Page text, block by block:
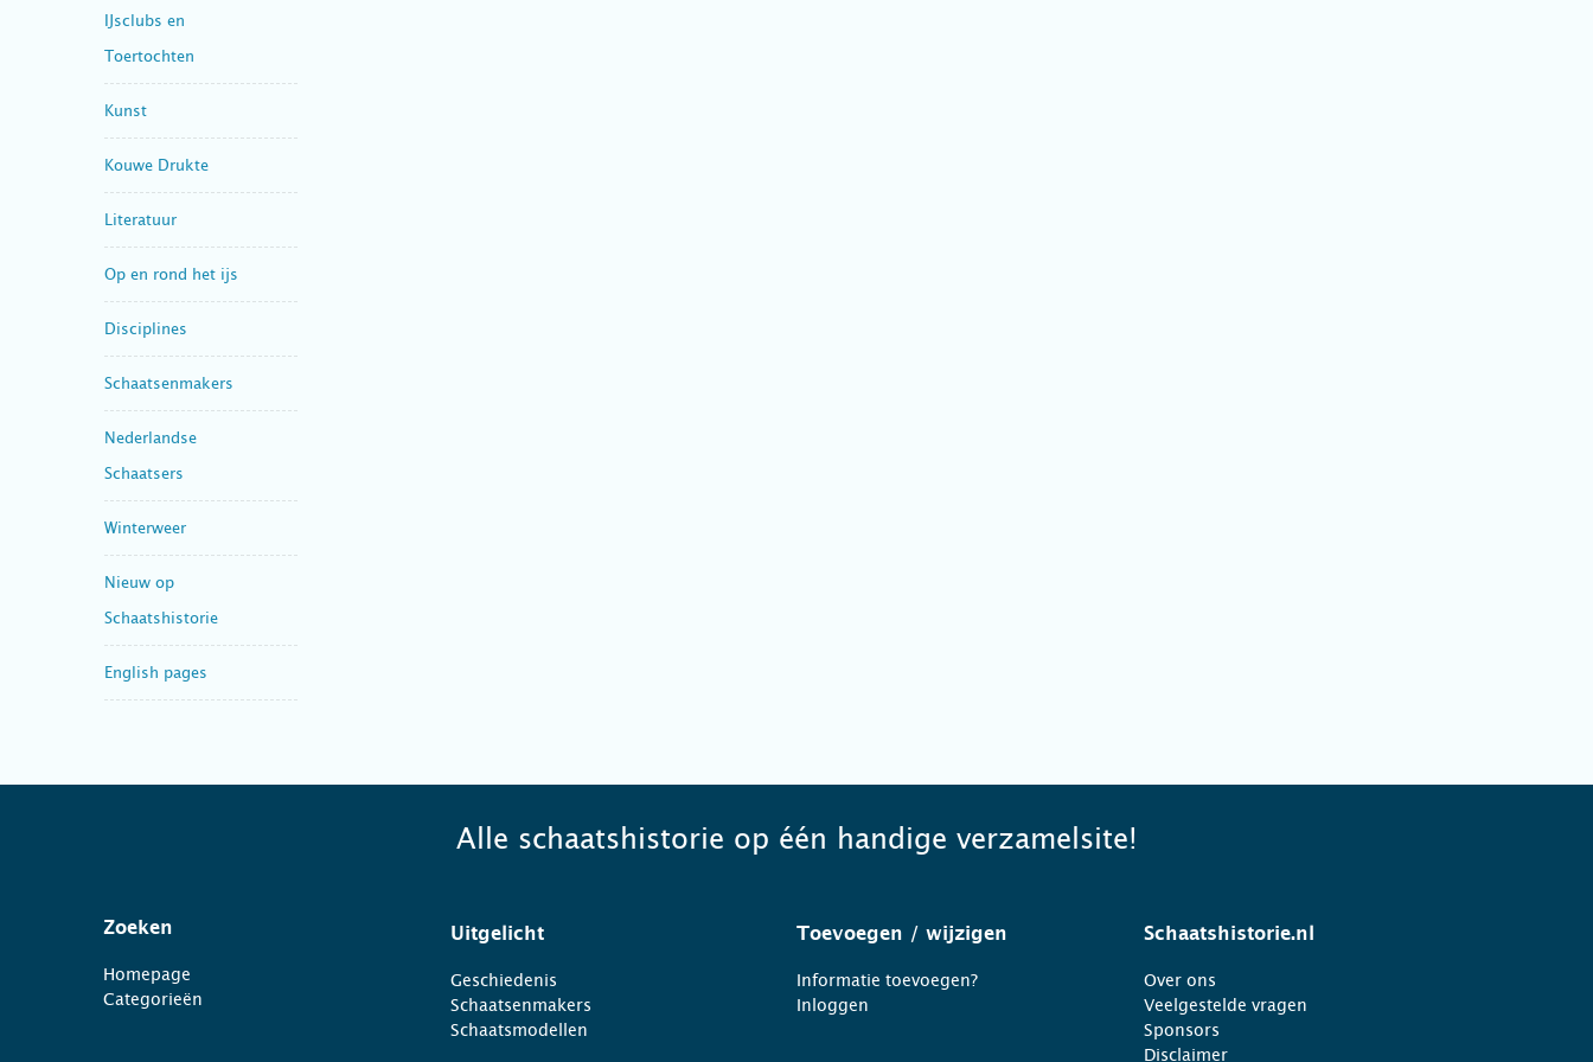
IJsclubs en
Toertochten
Kunst
Kouwe Drukte
Literatuur
Op en rond het ijs
Disciplines
Schaatsenmakers
Nederlandse
Schaatsers
Winterweer
Nieuw op
Schaatshistorie
English pages
Alle schaatshistorie op één handige verzamelsite!
Zoeken
Homepage
Categorieën
Uitgelicht
Geschiedenis
Schaatsenmakers
Schaatsmodellen
Toevoegen / wijzigen
Informatie toevoegen?
Inloggen
Schaatshistorie.nl
Over ons
Veelgestelde vragen
Sponsors
Disclaimer